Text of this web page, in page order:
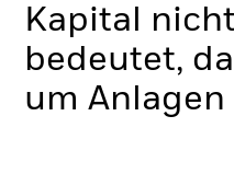
Kapital
bedeutet,
um